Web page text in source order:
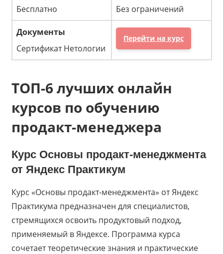
Бесплатно Без ограничений
Сертификат Нетологии
Перейти на курс
ТОП-6 лучших онлайн
курсов по обучению
продакт-менеджера
Курс Основы продакт-менеджмента
от Яндекс Практикум
Курс «Основы продакт-менеджмента» от Яндекс
Практикума предназначен для специалистов,
стремящихся освоить продуктовый подход,
применяемый в Яндексе. Программа курса
сочетает теоретические знания и практические